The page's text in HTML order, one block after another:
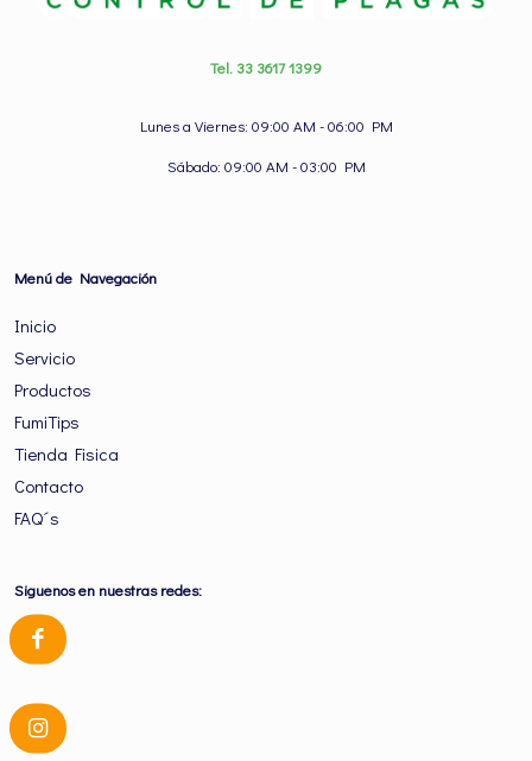
Tel. 33 3617 1399
Lunes a Viernes: 09:00 AM - 06:00 PM
Sábado: 09:00 AM - 03:00 PM
Menú de Navegación
Inicio
Servicio
Productos
FumiTips
Tienda Fisica
Contacto
FAQ´s
Siguenos en nuestras redes: